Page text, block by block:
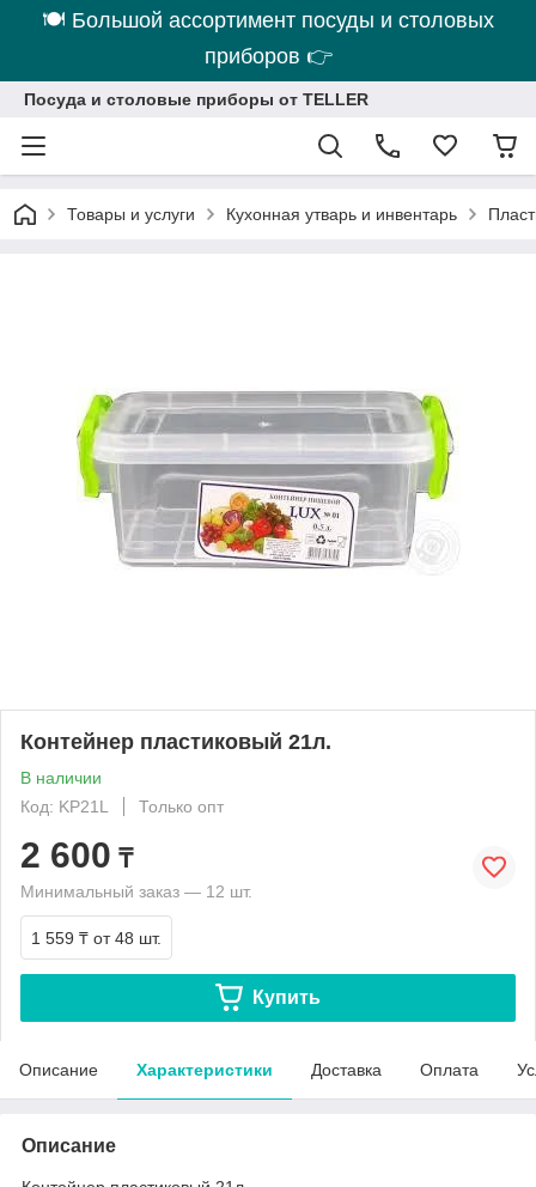
🍽 Большой ассортимент посуды и столовых
приборов 👉
Посуда и столовые приборы от TELLER
Товары и услуги Кухонная утварь и инвентарь
Контейнер пластиковый 21л.
В наличии
Код: KP21L
Только опт
2 600 ₸
Минимальный заказ — 12 шт.
1 559 ₸ от 48 шт.
Купить
Описание Характеристики Доставка Оплата
Описание